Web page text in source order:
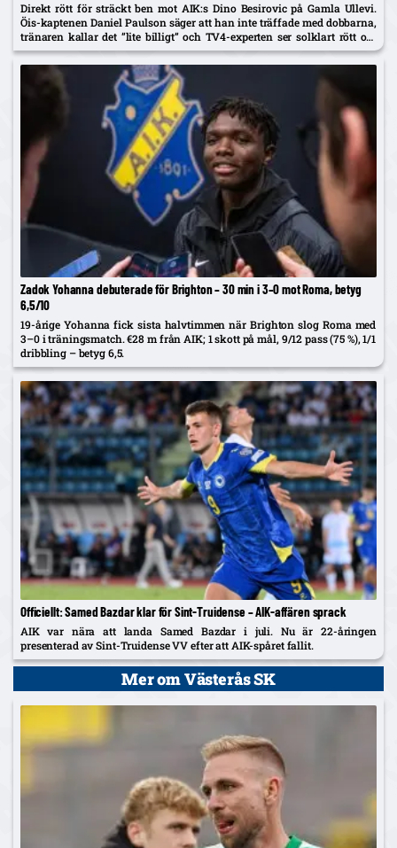
Direkt rött för sträckt ben mot AIK:s Dino Besirovic på Gamla Ullevi.
Öis-kaptenen Daniel Paulson säger att han inte träffade med dobbarna,
tränaren kallar det ”lite billigt” och TV4-experten ser solklart rött om
det var träff.
Zadok Yohanna debuterade för Brighton – 30 min i 3–0 mot Roma, betyg
6,5/10
19-årige Yohanna fick sista halvtimmen när Brighton slog Roma med
3–0 i träningsmatch. €28 m från AIK; 1 skott på mål, 9/12 pass (75 %), 1/1
dribbling – betyg 6,5.
Officiellt: Samed Bazdar klar för Sint-Truidense – AIK-affären sprack
AIK var nära att landa Samed Bazdar i juli. Nu är 22-åringen
presenterad av Sint-Truidense VV efter att AIK-spåret fallit.
Mer om Västerås SK